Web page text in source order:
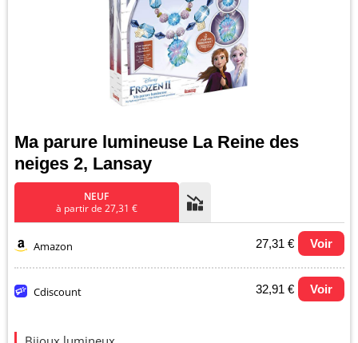
Ma parure lumineuse La Reine des
neiges 2, Lansay
NEUF
à partir de 27,31 €
Amazon 27,31 € Voir
Cdiscount 32,91 € Voir
Evolution du prix le plus bas (neuf):